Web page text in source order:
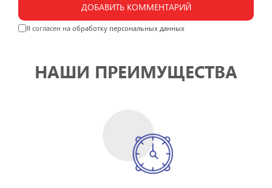
ДОБАВИТЬ КОММЕНТАРИЙ
Я согласен на обработку персональных данных
НАШИ ПРЕИМУЩЕСТВА